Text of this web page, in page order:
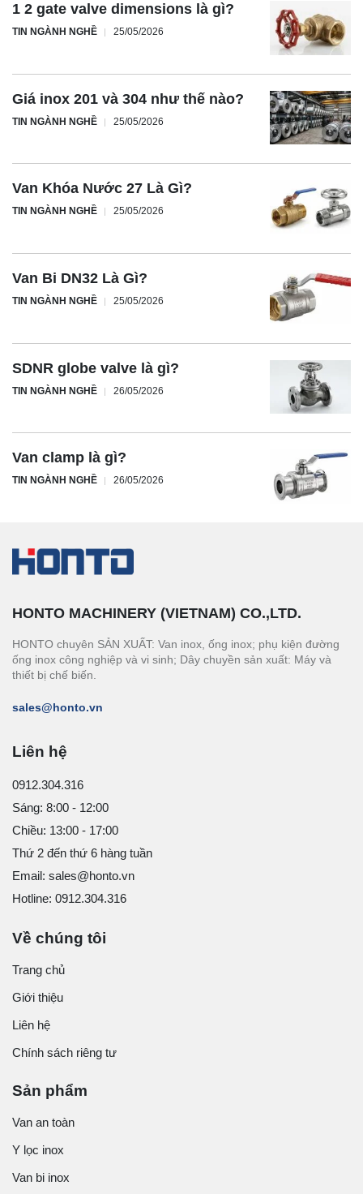
1 2 gate valve dimensions là gì?
TIN NGÀNH NGHỀ 25/05/2026
Giá inox 201 và 304 như thế nào?
TIN NGÀNH NGHỀ 25/05/2026
Van Khóa Nước 27 Là Gì?
TIN NGÀNH NGHỀ 25/05/2026
Van Bi DN32 Là Gì?
TIN NGÀNH NGHỀ 25/05/2026
SDNR globe valve là gì?
TIN NGÀNH NGHỀ 26/05/2026
Van clamp là gì?
TIN NGÀNH NGHỀ 26/05/2026
HONTO MACHINERY (VIETNAM) CO.,LTD.
HONTO chuyên SẢN XUẤT: Van inox, ống inox; phụ kiện đường
ống inox công nghiệp và vi sinh; Dây chuyền sản xuất: Máy và
thiết bị chế biến.
sales@honto.vn
Liên hệ
0912.304.316
Sáng: 8:00 - 12:00
Chiều: 13:00 - 17:00
Thứ 2 đến thứ 6 hàng tuần
Email: sales@honto.vn
Hotline: 0912.304.316
Về chúng tôi
Trang chủ
Giới thiệu
Liên hệ
Chính sách riêng tư
Sản phẩm
Van an toàn
Y lọc inox
Van bi inox